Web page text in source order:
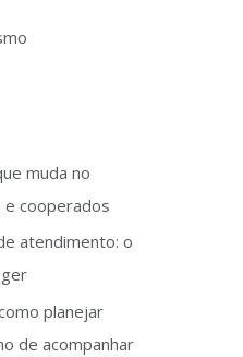
muda no
cooperados
atendimento: o
planejar
de acompanhar